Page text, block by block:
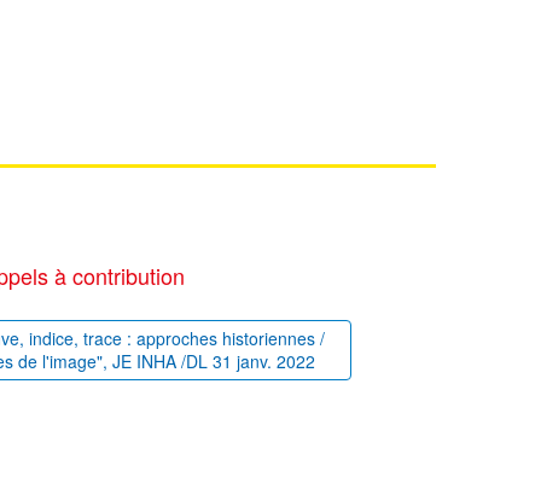
à contribution
indice, trace : approches historiennes /
de l'image", JE INHA /DL 31 janv. 2022